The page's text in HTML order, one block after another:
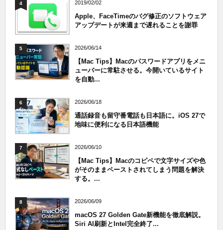
4 2019/02/02
Apple、FaceTimeのバグ修正のソフトウェア
アップデートが来週まで遅れることを謝罪
5 2026/06/14
【Mac Tips】Macのパスワードアプリをメニ
ューバーに常駐させる。今開いているサイト
を自動...
6 2026/06/18
通話録音も留守番電話も日本語に。iOS 27で
地味に便利になる日本語機能
7 2026/06/10
【Mac Tips】Macのコピペで文字サイズや色
がそのままペーストされてしまう問題を解決
する。...
8 2026/06/09
macOS 27 Golden Gate新機能を徹底解説。
Siri AI刷新とIntel完全終了...